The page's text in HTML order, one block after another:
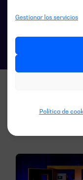
Gestionar los servicios
Política de